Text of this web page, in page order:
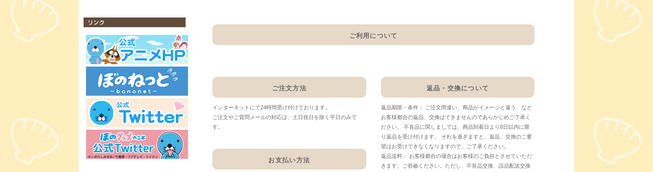
ご利用について
ご注文方法
インターネットにて24時間受け付けております。
ご注文やご質問メールの対応は、土日祝日を除く平日のみで
す。
お支払い方法
返品・交換について
返品期限・条件： ご注文間違い、商品がイメージと違う、など
お客様都合の返品、交換はできませんのであらかじめご了承く
ださい。 不良品に関しましては、商品到着日より8日以内に限
り返品を受け付けます。 それを過ぎますと、返品、交換のご要
望はお受けできなくなりますので、ご了承ください。
返品送料： お客様都合の場合はお客様のご負担とさせていただ
きます。ご容赦ください。ただし、不良品交換、誤品配送交換
公式サイトリンク